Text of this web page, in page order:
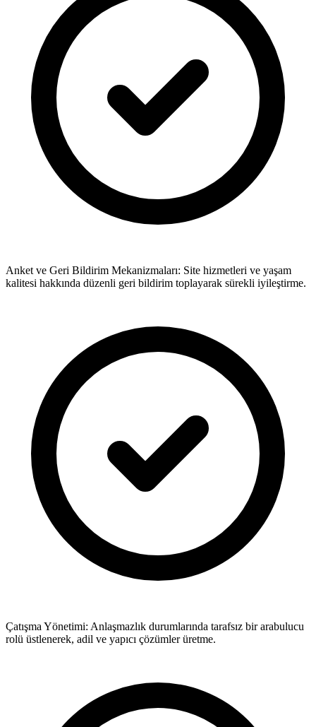
Anket ve Geri Bildirim Mekanizmaları: Site hizmetleri ve yaşam
kalitesi hakkında düzenli geri bildirim toplayarak sürekli iyileştirme.
Çatışma Yönetimi: Anlaşmazlık durumlarında tarafsız bir arabulucu
rolü üstlenerek, adil ve yapıcı çözümler üretme.